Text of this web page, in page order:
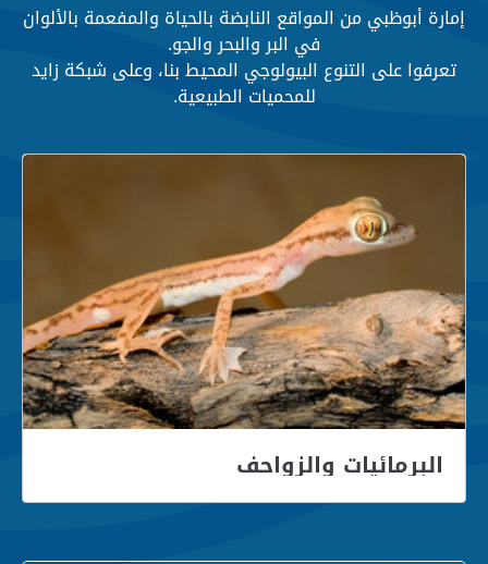
إمارة أبوظبي من المواقع النابضة بالحياة والمفعمة بالألوان
في البر والبحر والجو.
تعرفوا على التنوع البيولوجي المحيط بنا، وعلى شبكة زايد
للمحميات الطبيعية.
البرمائيات والزواحف